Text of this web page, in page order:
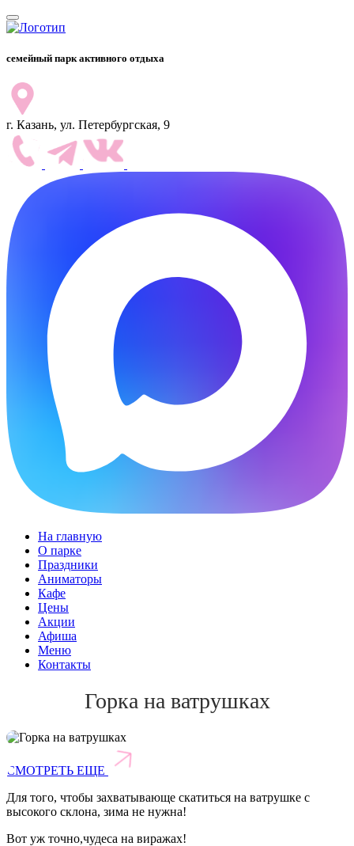
семейный парк активного отдыха
г. Казань, ул. Петербургская, 9
На главную
О парке
Праздники
Аниматоры
Кафе
Цены
Акции
Афиша
Меню
Контакты
Горка на ватрушках
СМОТРЕТЬ ЕЩЕ
Для того, чтобы захватывающе скатиться на ватрушке с
высокого склона, зима не нужна!
Вот уж точно,чудеса на виражах!